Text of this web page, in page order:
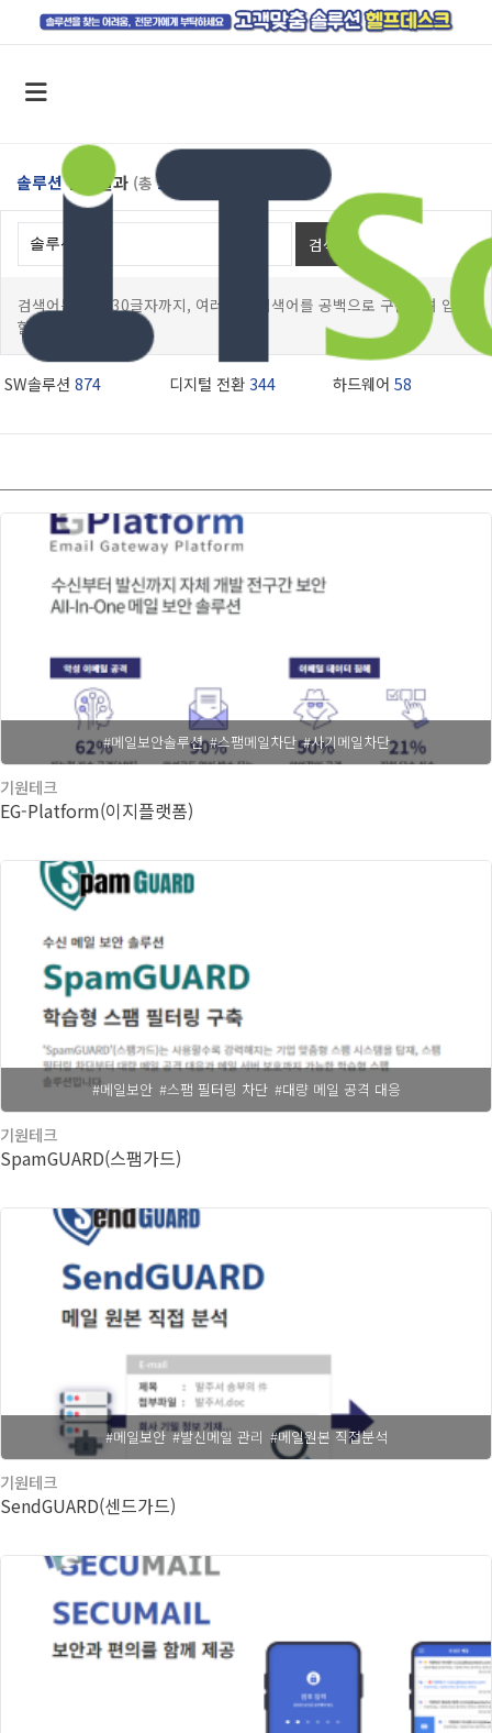
솔루션검색결과 (총1276
검색
검색어는 최대 30글자까지, 여러개의 검색어를 공백으로 구분하여 입력
할수 있습니다.
SW솔루션874 디지털 전환344 하드웨어 58
#메일보안솔루션 #스팸메일차단 #사기메일차단
기원테크
EG-Platform(이지플랫폼)
#메일보안 #스팸 필터링 차단 #대량 메일 공격 대응
기원테크
SpamGUARD(스팸가드)
#메일보안 #발신메일 관리 #메일원본 직접분석
기원테크
SendGUARD(센드가드)